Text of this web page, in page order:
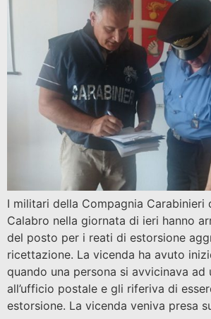
I militari della Compagnia Carabinieri
Calabro nella giornata di ieri hanno
del posto per i reati di estorsione
ricettazione. La vicenda ha avuto
quando una persona si avvicinava ad
all’ufficio postale e gli riferiva di
estorsione. La vicenda veniva presa